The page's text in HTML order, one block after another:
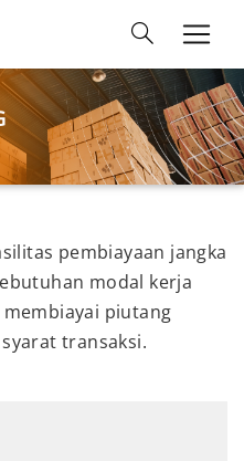
pembiayaan jangka
modal kerja
piutang
transaksi.